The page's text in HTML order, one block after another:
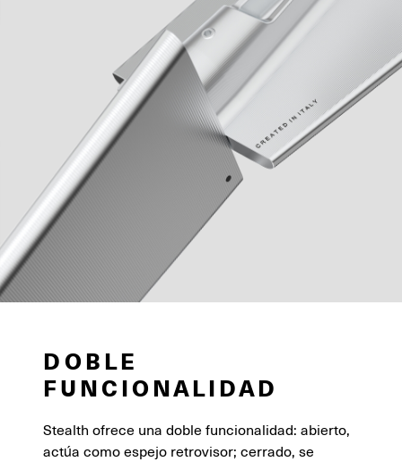
DOBLE
FUNCIONALIDAD
Stealth ofrece una doble funcionalidad: abierto,
actúa como espejo retrovisor; cerrado, se